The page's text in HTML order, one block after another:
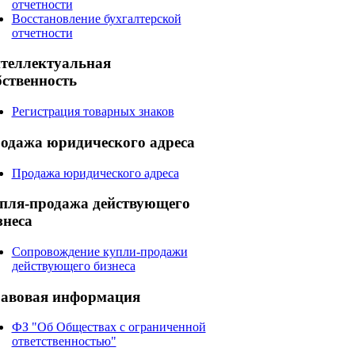
отчетности
Восстановление бухгалтерской
отчетности
Регистрация товарных знаков
юридического адреса
Продажа юридического адреса
продажадействующего
Сопровождение купли-продажи
действующего бизнеса
информация
ФЗ "Об Обществах с ограниченной
ответственностью"